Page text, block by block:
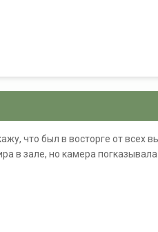
что был в восторге от всех
в зале, но камера